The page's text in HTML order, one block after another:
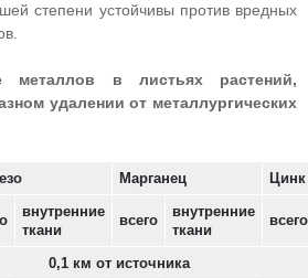
степени устойчивы против вредных
металлов в листьях растений,
удалении от металлургических
Марганец Цинк
внутренние
ткани
всего
внутренние
ткани
всего
0,1 км от источника